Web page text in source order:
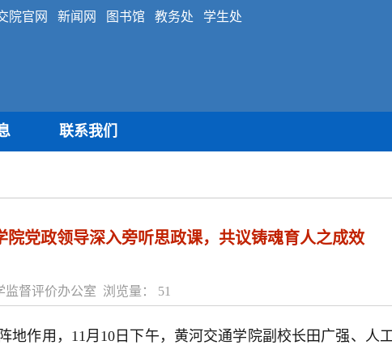
院官网 新闻网 图书馆 教务处 学生处
联系我们
党政领导深入旁听思政课，共议铸魂育人之成效
监督评价办公室 浏览量： 51
作用，11月10日下午，黄河交通学院副校长田广强、人